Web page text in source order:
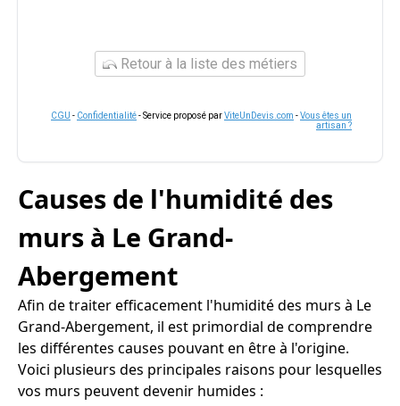
Retour à la liste des métiers
CGU - Confidentialité- Service proposé parViteUnDevis.com -Vous êtes un
artisan ?
Causes de l'humidité des
murs à Le Grand-
Abergement
Afin de traiter efficacement l'humidité des murs à Le
Grand-Abergement, il est primordial de comprendre
les différentes causes pouvant en être à l'origine.
Voici plusieurs des principales raisons pour lesquelles
vos murs peuvent devenir humides :